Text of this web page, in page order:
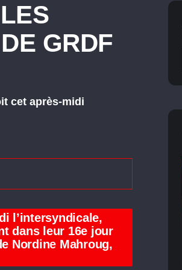
GRDF
cet après-midi
l’intersyndicale,
dans leur 16e jour
Nordine Mahroug,